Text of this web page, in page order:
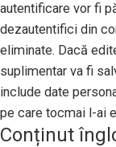
autentificare vor fi
dezautentifici din
eliminate. Dacă
suplimentar va fi
include date
pe care tocmai l-ai
Conținut